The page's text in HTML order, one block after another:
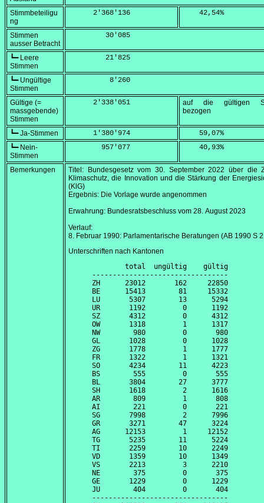
Stimmbeteiligu
ng
      2'368'136
    42,54
%
Stimmen
ausser Betracht
         30'085
┗━ Leere
Stimmen
         21'825
┗━ Ungültige
Stimmen
          8'260
Gültige (=
massgebende)
Stimmen
      2'338'051
auf die gültigen
bezogen
┗━ Ja-Stimmen
      1'380'974
    59,07
%
┗━ Nein-
Stimmen
        957'077
    40,93
%
Bemerkungen Titel: Bundesgesetz vom 30. September 2022 über die
Klimaschutz, die Innovation und die Stärkung der
(KlG)
Ergebnis: Die Vorlage wurde angenommen
Erwahrung: Bundesratsbeschluss vom 28. August 2023
Verlauf:
8. Februar 1990: Parlamentarische Beratungen (AB 1990 S
Unterschriften nach Kantonen
        total  ungültig    gültig
---------------------------------
ZH      23012       162     22850
BE      15413        81     15332
LU       5307        13      5294
UR       1192         0      1192
SZ       4312         0      4312
OW       1318         1      1317
NW        980         0       980
GL       1028         0      1028
ZG       1778         1      1777
FR       1322         1      1321
SO       4234        11      4223
BS        555         0       555
BL       3804        27      3777
SH       1618         2      1616
AR        809         1       808
AI        221         0       221
SG       7998         2      7996
GR       3271        47      3224
AG      12153         1     12152
TG       5235        11      5224
TI       2259        10      2249
VD       1359        10      1349
VS       2213         3      2210
NE        375         0       375
GE       1229         0      1229
JU        404         0       404
---------------------------------